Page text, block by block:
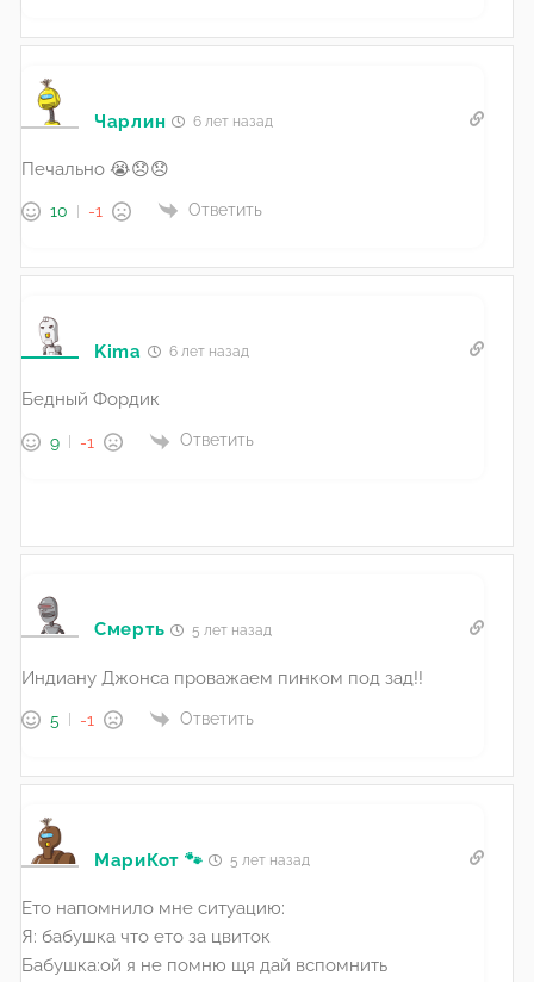
Чарлин 6 лет назад
Печально 😭😞😞
10 -1 Ответить
Kima 6 лет назад
Бедный Фордик
9 -1 Ответить
Смерть 5 лет назад
Индиану Джонса проважаем пинком под зад!!
5 -1 Ответить
МариКот 🐾 5 лет назад
Ето напомнило мне ситуацию:
Я: бабушка что ето за цвиток
Бабушка:ой я не помню щя дай вспомнить